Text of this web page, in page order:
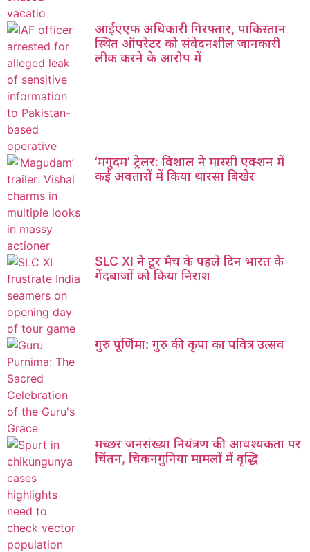
आईएएफ अधिकारी गिरफ्तार, पाकिस्तान
स्थित ऑपरेटर को संवेदनशील जानकारी
लीक करने के आरोप में
‘मगुदम’ ट्रेलर: विशाल ने मास्सी एक्शन में
कई अवतारों में किया थारसा बिखेर
SLC XI ने टूर मैच के पहले दिन भारत के
गेंदबाजों को किया निराश
गुरु पूर्णिमा: गुरु की कृपा का पवित्र उत्सव
मच्छर जनसंख्या नियंत्रण की आवश्यकता पर
चिंतन, चिकनगुनिया मामलों में वृद्धि